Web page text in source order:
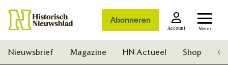
Abonneren
Account Menu
Nieuwsbrief Magazine HN Actueel Shop